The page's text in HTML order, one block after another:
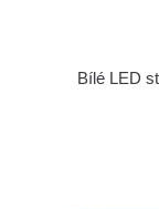
Bílé LED